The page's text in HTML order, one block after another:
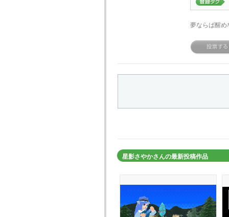
夢ならば醒め
星影さやかさんの最新投稿作品